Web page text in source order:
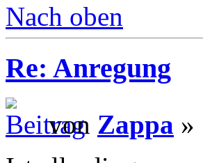
Nach oben
Re: Anregung
von Zappa »